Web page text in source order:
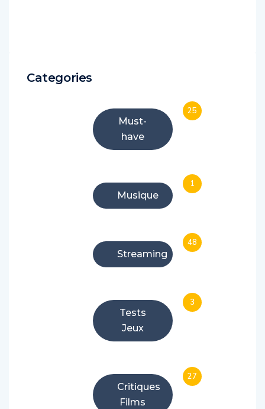
Categories
Must-
have
25
Musique
1
Streaming
48
Tests
Jeux
3
Critiques
Films
27